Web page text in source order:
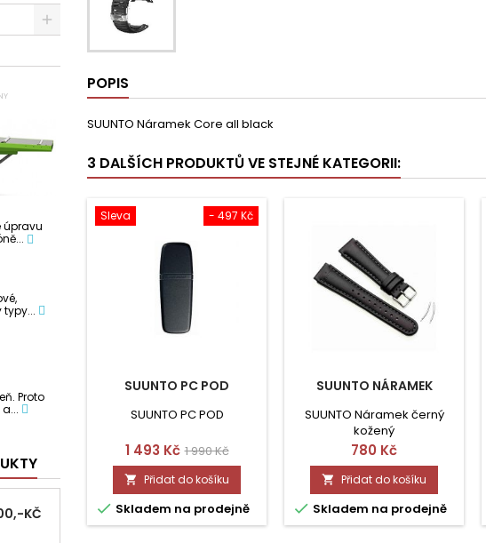
úpravu
typy...
Proto
KČ
POPIS
SUUNTO Náramek Core all black
3 DALŠÍCH PRODUKTŮ VE STEJNÉ KATEGORII:
- 497 Kč
Sleva
SUUNTO PC POD
SUUNTO PC POD
Cena
1 493 Kč Běžná
cena
1 990 Kč
 Přidat do košíku
 Skladem na prodejně
SUUNTO NÁRAMEK
SUUNTO Náramek černý
kožený
Cena
780 Kč
 Přidat do košíku
 Skladem na prodejně